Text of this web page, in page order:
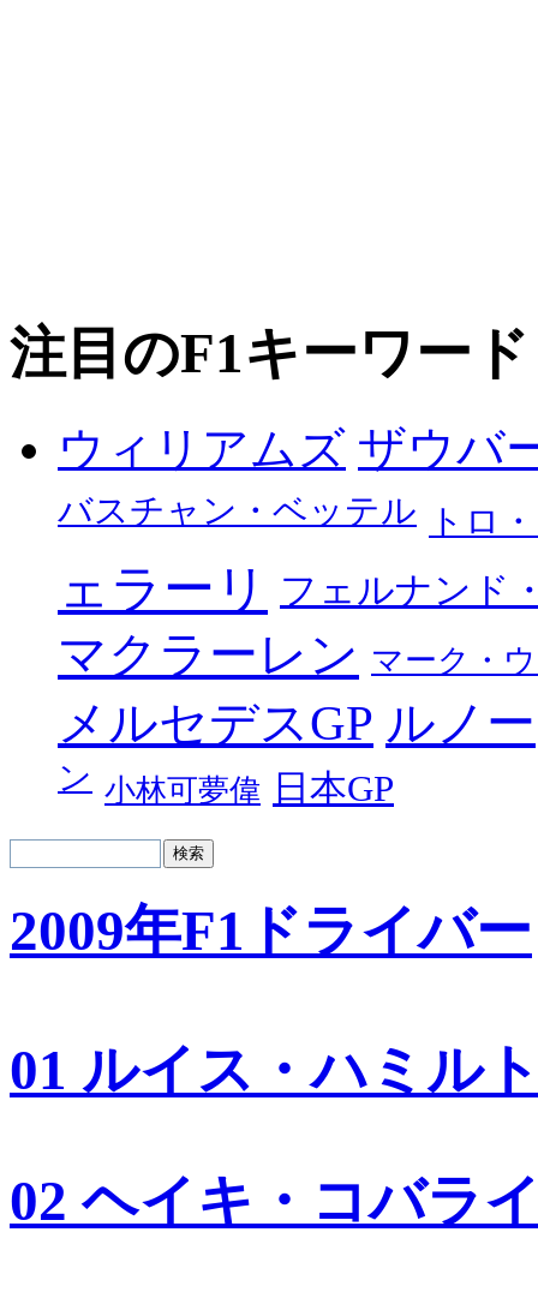
注目のF1キーワード
ウィリアムズ ザウバ
バスチャン・ベッテル トロ
ェラーリ フェルナンド
マクラーレン マーク・
メルセデスGP ルノー
ン 小林可夢偉 日本GP
2009年F1ドライバー
01 ルイス・ハミル
02 ヘイキ・コバラ